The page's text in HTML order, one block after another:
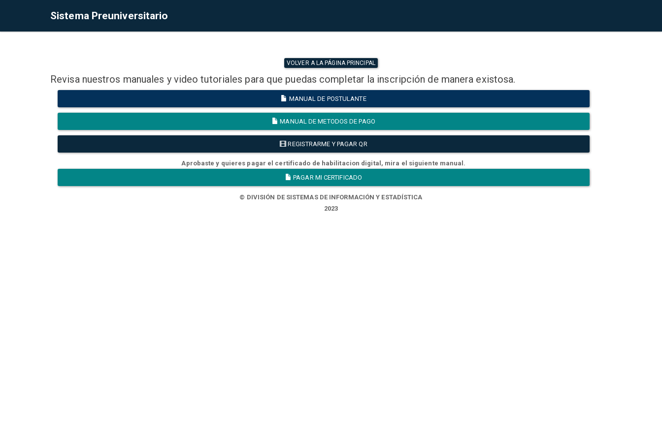
Sistema Preuniversitario
VOLVER A LA PÁGINA PRINCIPAL
Revisa nuestros manuales y video tutoriales para que puedas completar la inscripción de manera existosa.
MANUAL DE POSTULANTE
MANUAL DE METODOS DE PAGO
REGISTRARME Y PAGAR QR
Aprobaste y quieres pagar el certificado de habilitacion digital, mira el siguiente manual.
PAGAR MI CERTIFICADO
© DIVISIÓN DE SISTEMAS DE INFORMACIÓN Y ESTADÍSTICA
2023